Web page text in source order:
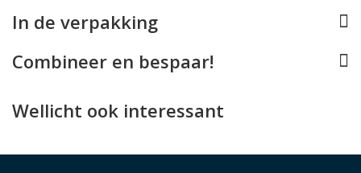
iPad automatisch aan en uit gaat bij het openen en
voering van microfiber, zodat krassen op de iPad
Standaard functionaliteit
In de verpakking
Combineer en bespaar!
Wellicht ook interessant